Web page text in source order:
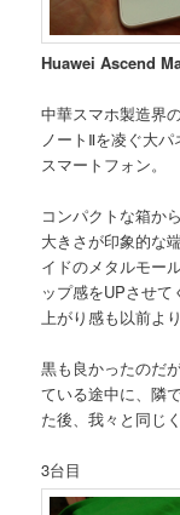
Huawei Ascend
中華スマホ製造界
ノートⅡを凌ぐ大
スマートフォン。
コンパクトな箱か
大きさが印象的な
イドのメタルモー
ップ感をUPさせ
上がり感も以前よ
黒も良かったのだ
ている途中に、隣
た後、我々と同じ
3台目